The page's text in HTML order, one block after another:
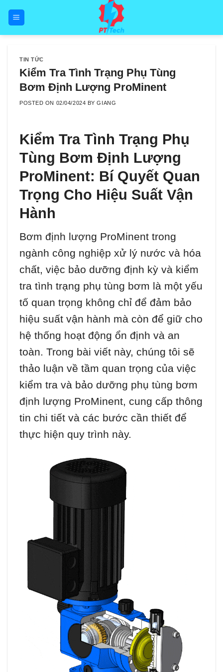
TIN TỨC
Kiểm Tra Tình Trạng Phụ Tùng
Bơm Định Lượng ProMinent
POSTED ON 02/04/2024 BYGIANG
Kiểm Tra Tình Trạng Phụ
Tùng Bơm Định Lượng
ProMinent: Bí Quyết Quan
Trọng Cho Hiệu Suất Vận
Hành
Bơm định lượng ProMinent trong
ngành công nghiệp xử lý nước và hóa
chất, việc bảo dưỡng định kỳ và kiểm
tra tình trạng phụ tùng bơm là một yếu
tố quan trọng không chỉ để đảm bảo
hiệu suất vận hành mà còn để giữ cho
hệ thống hoạt động ổn định và an
toàn. Trong bài viết này, chúng tôi sẽ
thảo luận về tầm quan trọng của việc
kiểm tra và bảo dưỡng phụ tùng bơm
định lượng ProMinent, cung cấp thông
tin chi tiết và các bước cần thiết để
thực hiện quy trình này.